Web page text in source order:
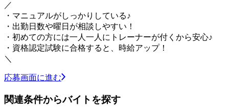
／
・マニュアルがしっかりしている♪
・出勤日数や曜日が相談しやすい！
・初めての方には一人一人にトレーナーが付くから安心♪
・資格認定試験に合格すると、時給アップ！
＼
応募画面に進む
関連条件からバイトを探す